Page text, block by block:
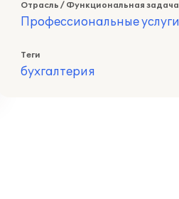
Отрасль / Функциональная задача
Профессиональные услуги
Теги
бухгалтерия